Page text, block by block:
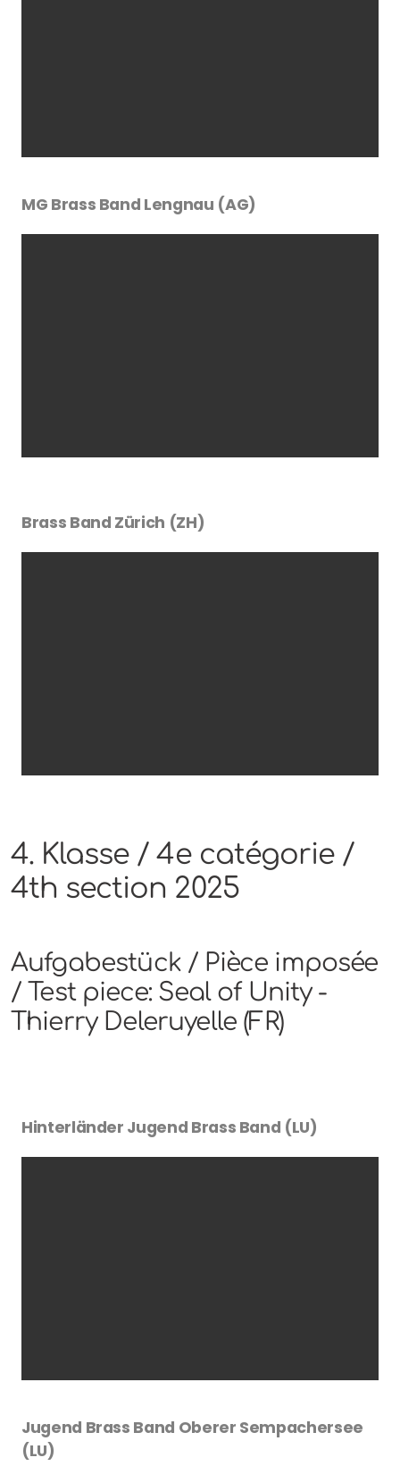
MG Brass Band Lengnau (AG)
Brass Band Zürich (ZH)
4. Klasse / 4e catégorie /
4th section 2025
Aufgabestück / Pièce imposée
/ Test piece: Seal of Unity -
Thierry Deleruyelle (FR)
Hinterländer Jugend Brass Band (LU)
Jugend Brass Band Oberer Sempachersee
(LU)